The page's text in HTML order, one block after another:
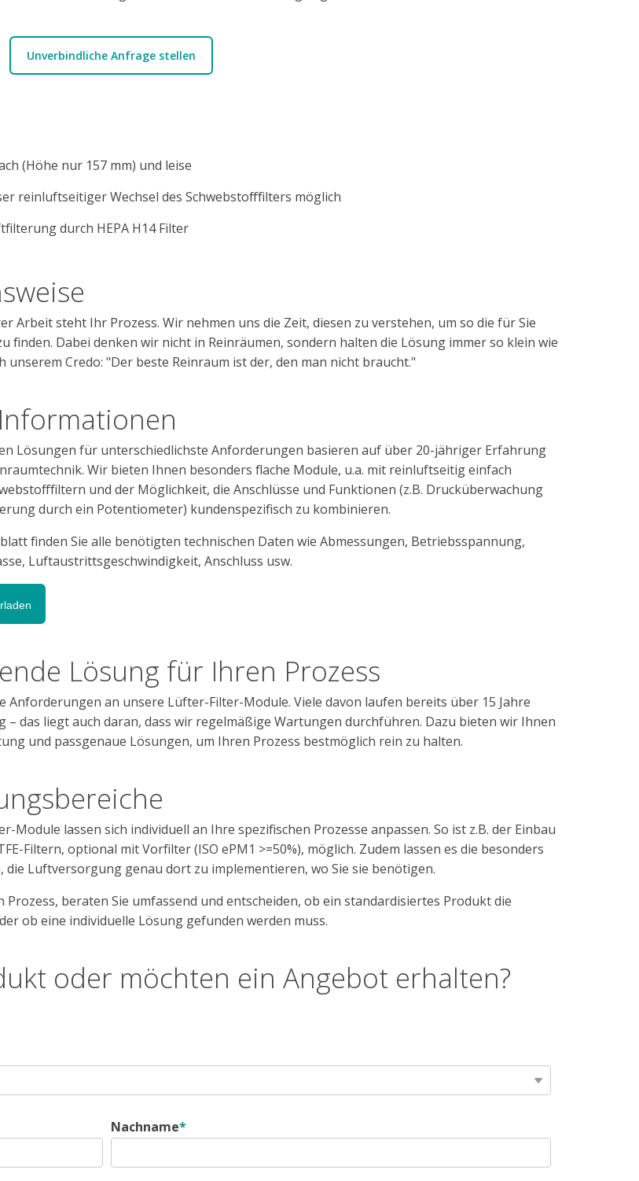
Unverbindliche Anfrage stellen
(Höhe nur 157 mm) und leise
reinluftseitiger Wechsel des Schwebstofffilters möglich
durch HEPA H14 Filter
Arbeit steht Ihr Prozess. Wir nehmen uns die Zeit, diesen zu verstehen, um so die für Sie
finden. Dabei denken wir nicht in Reinräumen, sondern halten die Lösung immer so klein wie
unserem Credo: "Der beste Reinraum ist der, den man nicht braucht."
Lösungen für unterschiedlichste Anforderungen basieren auf über 20-jähriger Erfahrung
Wir bieten Ihnen besonders flache Module, u.a. mit reinluftseitig einfach
und der Möglichkeit, die Anschlüsse und Funktionen (z.B. Drucküberwachung
durch ein Potentiometer) kundenspezifisch zu kombinieren.
finden Sie alle benötigten technischen Daten wie Abmessungen, Betriebsspannung,
Luftaustrittsgeschwindigkeit, Anschluss usw.
Lösung für Ihren Prozess
Anforderungen an unsere Lüfter-Filter-Module. Viele davon laufen bereits über 15 Jahre
– das liegt auch daran, dass wir regelmäßige Wartungen durchführen. Dazu bieten wir Ihnen
und passgenaue Lösungen, um Ihren Prozess bestmöglich rein zu halten.
Module lassen sich individuell an Ihre spezifischen Prozesse anpassen. So ist z.B. der Einbau
Filtern, optional mit Vorfilter (ISO ePM1 >=50%), möglich. Zudem lassen es die besonders
die Luftversorgung genau dort zu implementieren, wo Sie sie benötigen.
beraten Sie umfassend und entscheiden, ob ein standardisiertes Produkt die
ob eine individuelle Lösung gefunden werden muss.
oder möchten ein Angebot erhalten?
Nachname*